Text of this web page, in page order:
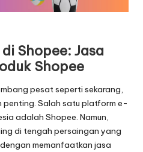
Shopee: Jasa
Shopee
pesat seperti sekarang,
penting. Salah satu platform e-
adalah Shopee. Namun,
di tengah persaingan yang
memanfaatkan jasa